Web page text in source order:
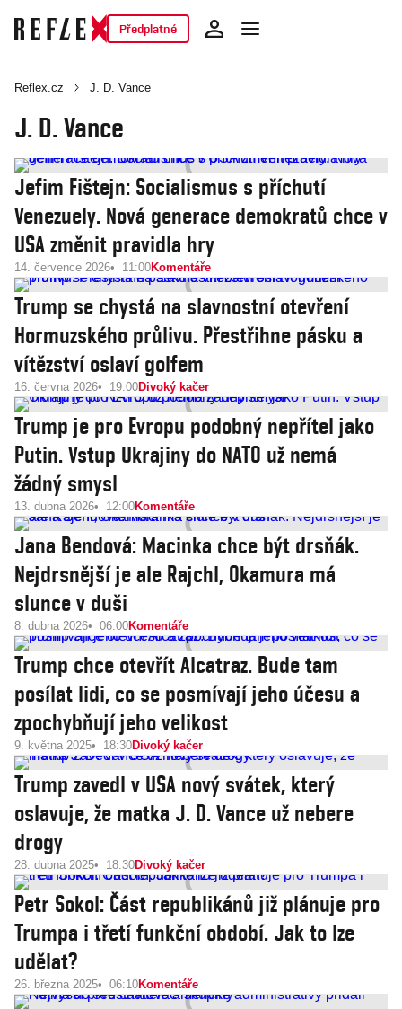
Předplatné
Reflex.cz J. D. Vance
J. D. Vance
Jefim Fištejn: Socialismus s příchutí
Venezuely. Nová generace demokratů chce v
USA změnit pravidla hry
14. července 2026 11:00Komentáře
Trump se chystá na slavnostní otevření
Hormuzského průlivu. Přestřihne pásku a
vítězství oslaví golfem
16. června 2026 19:00Divoký kačer
Trump je pro Evropu podobný nepřítel jako
Putin. Vstup Ukrajiny do NATO už nemá
žádný smysl
13. dubna 2026 12:00Komentáře
Jana Bendová: Macinka chce být drsňák.
Nejdrsnější je ale Rajchl, Okamura má
slunce v duši
8. dubna 2026 06:00Komentáře
Trump chce otevřít Alcatraz. Bude tam
posílat lidi, co se posmívají jeho účesu a
zpochybňují jeho velikost
9. května 2025 18:30Divoký kačer
Trump zavedl v USA nový svátek, který
oslavuje, že matka J. D. Vance už nebere
drogy
28. dubna 2025 18:30Divoký kačer
Petr Sokol: Část republikánů již plánuje pro
Trumpa i třetí funkční období. Jak to lze
udělat?
26. března 2025 06:10Komentáře